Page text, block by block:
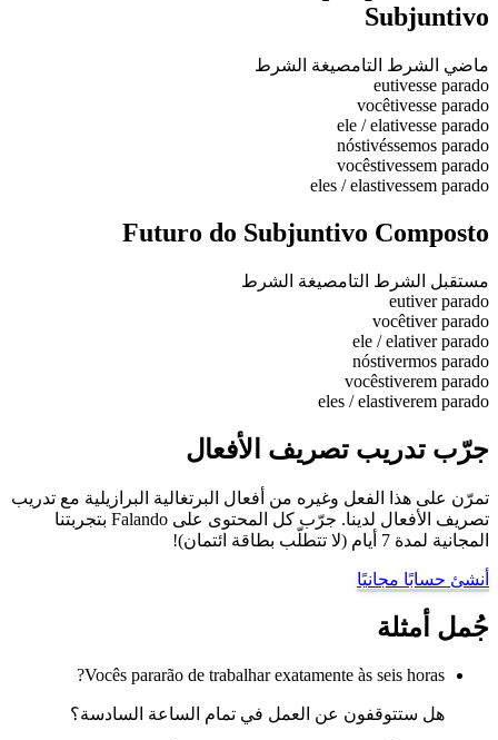
Subjuntivo
ماضي الشرط التامصيغة الشرط
eutivesse parado
vocêtivesse parado
ele / elativesse parado
nóstivéssemos parado
vocêstivessem parado
eles / elastivessem parado
Futuro do Subjuntivo Composto
مستقبل الشرط التامصيغة الشرط
eutiver parado
vocêtiver parado
ele / elativer parado
nóstivermos parado
vocêstiverem parado
eles / elastiverem parado
جرّب تدريب تصريف الأفعال
تمرّن على هذا الفعل وغيره من أفعال البرتغالية البرازيلية مع تدريب
تصريف الأفعال لدينا. جرّب كل المحتوى على Falando بتجربتنا
المجانية لمدة 7 أيام (لا تتطلّب بطاقة ائتمان)!
أنشئ حسابًا مجانيًا
جُمل أمثلة
Vocês pararão de trabalhar exatamente às seis horas?
هل ستتوقفون عن العمل في تمام الساعة السادسة؟